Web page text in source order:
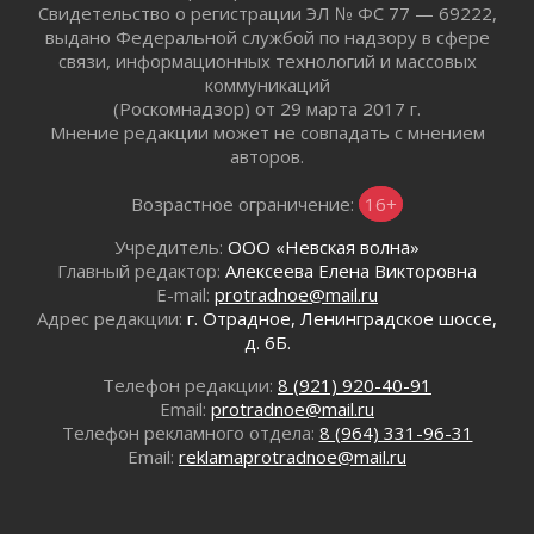
Ленобласть внедрила передовую подготовку
операторов БПЛА
02 августа 2026
В Ивангороде появилась «Избушка-
воробушка»
01 августа 2026
Лето катится с горки
01 августа 2026
В Ленобласти открылась экспозиция к 150-
летию Билибина
Лето без гаджетов
Болезнь девственниц и вампиров
01 августа 2026
Свидетельство о регистрации ЭЛ № ФС 77 — 69222,
выдано Федеральной службой по надзору в сфере
связи, информационных технологий и массовых
коммуникаций
(Роскомнадзор) от 29 марта 2017 г.
Мнение редакции может не совпадать с мнением
авторов.
Возрастное ограничение: 16+
Учредитель: ООО «Невская волна»
Главный редактор: Алексеева Елена Викторовна
E-mail: protradnoe@mail.ru
Адрес редакции: г. Отрадное, Ленинградское шоссе,
д. 6Б.
Телефон редакции: 8 (921) 920-40-91
Email: protradnoe@mail.ru
Телефон рекламного отдела: 8 (964) 331-96-31
Email: reklamaprotradnoe@mail.ru